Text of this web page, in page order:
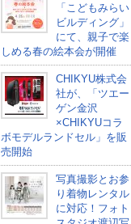
「こどもみらい
ビルディング」
にて、親子で楽
しめる春の絵本会が開催
CHIKYU株式会
社が、「ツエー
ゲン金沢
×CHIKYUコラ
ボモデルランドセル」を販
売開始
写真撮影とお参
り着物レンタル
に対応！フォト